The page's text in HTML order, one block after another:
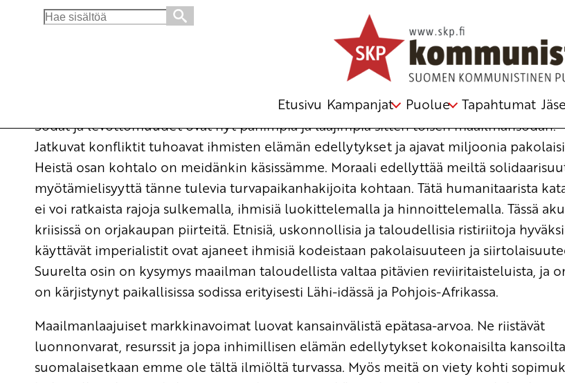
Search
Etusivu Kampanjat Puolue Tapahtumat
Solidaarisuutta ja yhteistyötä maahanmuuttajien kanssa
Sodat ja levottomuudet ovat nyt pahimpia ja laajimpia sitten toisen maailmansodan.
Jatkuvat konfliktit tuhoavat ihmisten elämän edellytykset ja ajavat miljoonia
Heistä osan kohtalo on meidänkin käsissämme. Moraali edellyttää meiltä
myötämielisyyttä tänne tulevia turvapaikanhakijoita kohtaan. Tätä humanitaarista
ei voi ratkaista rajoja sulkemalla, ihmisiä luokittelemalla ja hinnoittelemalla. Tässä
kriisissä on orjakaupan piirteitä. Etnisiä, uskonnollisia ja taloudellisia ristiriitoja hyväksi
käyttävät imperialistit ovat ajaneet ihmisiä kodeistaan pakolaisuuteen ja
Suurelta osin on kysymys maailman taloudellista valtaa pitävien reviiritaisteluista, ja
on kärjistynyt paikallisissa sodissa erityisesti Lähi-idässä ja Pohjois-Afrikassa.
Maailmanlaajuiset markkinavoimat luovat kansainvälistä epätasa-arvoa. Ne riistävät
luonnonvarat, resurssit ja jopa inhimillisen elämän edellytykset kokonaisilta
suomalaisetkaan emme ole tältä ilmiöltä turvassa. Myös meitä on viety kohti